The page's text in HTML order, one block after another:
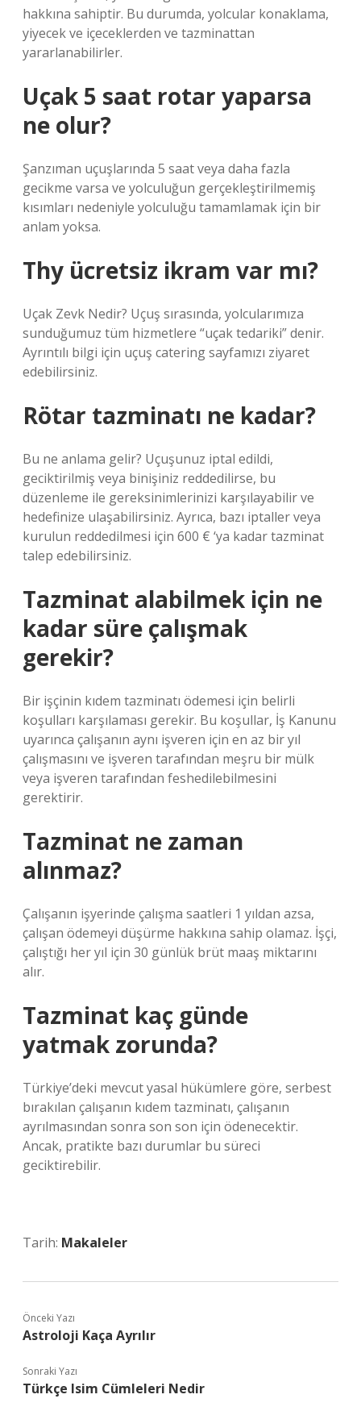
hakkına sahiptir. Bu durumda, yolcular konaklama,
yiyecek ve içeceklerden ve tazminattan
yararlanabilirler.
Uçak 5 saat rotar yaparsa
ne olur?
Şanzıman uçuşlarında 5 saat veya daha fazla
gecikme varsa ve yolculuğun gerçekleştirilmemiş
kısımları nedeniyle yolculuğu tamamlamak için bir
anlam yoksa.
Thy ücretsiz ikram var mı?
Uçak Zevk Nedir? Uçuş sırasında, yolcularımıza
sunduğumuz tüm hizmetlere “uçak tedariki” denir.
Ayrıntılı bilgi için uçuş catering sayfamızı ziyaret
edebilirsiniz.
Rötar tazminatı ne kadar?
Bu ne anlama gelir? Uçuşunuz iptal edildi,
geciktirilmiş veya binişiniz reddedilirse, bu
düzenleme ile gereksinimlerinizi karşılayabilir ve
hedefinize ulaşabilirsiniz. Ayrıca, bazı iptaller veya
kurulun reddedilmesi için 600 € ‘ya kadar tazminat
talep edebilirsiniz.
Tazminat alabilmek için ne
kadar süre çalışmak
gerekir?
Bir işçinin kıdem tazminatı ödemesi için belirli
koşulları karşılaması gerekir. Bu koşullar, İş Kanunu
uyarınca çalışanın aynı işveren için en az bir yıl
çalışmasını ve işveren tarafından meşru bir mülk
veya işveren tarafından feshedilebilmesini
gerektirir.
Tazminat ne zaman
alınmaz?
Çalışanın işyerinde çalışma saatleri 1 yıldan azsa,
çalışan ödemeyi düşürme hakkına sahip olamaz. İşçi,
çalıştığı her yıl için 30 günlük brüt maaş miktarını
alır.
Tazminat kaç günde
yatmak zorunda?
Türkiye’deki mevcut yasal hükümlere göre, serbest
bırakılan çalışanın kıdem tazminatı, çalışanın
ayrılmasından sonra son son için ödenecektir.
Ancak, pratikte bazı durumlar bu süreci
geciktirebilir.
Tarih: Makaleler
Önceki Yazı
Astroloji Kaça Ayrılır
Sonraki Yazı
Türkçe Isim Cümleleri Nedir